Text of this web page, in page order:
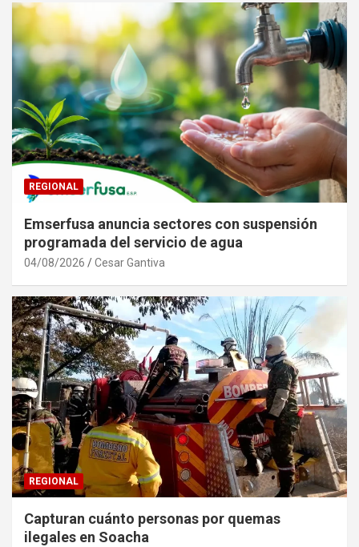
REGIONAL
Emserfusa anuncia sectores con suspensión
programada del servicio de agua
04/08/2026 Cesar Gantiva
REGIONAL
Capturan cuánto personas por quemas
ilegales en Soacha